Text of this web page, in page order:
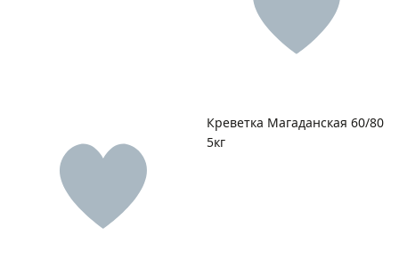
Креветка Магаданская 60/80
5кг